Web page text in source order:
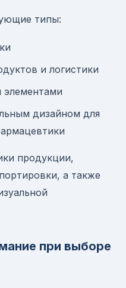
типы:
и логистики
дизайном для
продукции,
а также
при выборе